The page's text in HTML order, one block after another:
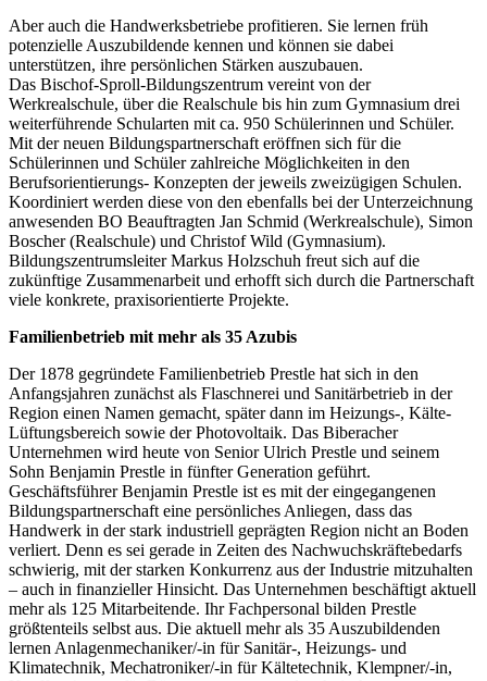
Aber auch die Handwerksbetriebe profitieren. Sie lernen früh
potenzielle Auszubildende kennen und können sie dabei
unterstützen, ihre persönlichen Stärken auszubauen.
Das Bischof-Sproll-Bildungszentrum vereint von der
Werkrealschule, über die Realschule bis hin zum Gymnasium drei
weiterführende Schularten mit ca. 950 Schülerinnen und Schüler.
Mit der neuen Bildungspartnerschaft eröffnen sich für die
Schülerinnen und Schüler zahlreiche Möglichkeiten in den
Berufsorientierungs- Konzepten der jeweils zweizügigen Schulen.
Koordiniert werden diese von den ebenfalls bei der Unterzeichnung
anwesenden BO Beauftragten Jan Schmid (Werkrealschule), Simon
Boscher (Realschule) und Christof Wild (Gymnasium).
Bildungszentrumsleiter Markus Holzschuh freut sich auf die
zukünftige Zusammenarbeit und erhofft sich durch die Partnerschaft
viele konkrete, praxisorientierte Projekte.
Familienbetrieb mit mehr als 35 Azubis
Der 1878 gegründete Familienbetrieb Prestle hat sich in den
Anfangsjahren zunächst als Flaschnerei und Sanitärbetrieb in der
Region einen Namen gemacht, später dann im Heizungs-, Kälte-
Lüftungsbereich sowie der Photovoltaik. Das Biberacher
Unternehmen wird heute von Senior Ulrich Prestle und seinem
Sohn Benjamin Prestle in fünfter Generation geführt.
Geschäftsführer Benjamin Prestle ist es mit der eingegangenen
Bildungspartnerschaft eine persönliches Anliegen, dass das
Handwerk in der stark industriell geprägten Region nicht an Boden
verliert. Denn es sei gerade in Zeiten des Nachwuchskräftebedarfs
schwierig, mit der starken Konkurrenz aus der Industrie mitzuhalten
– auch in finanzieller Hinsicht. Das Unternehmen beschäftigt aktuell
mehr als 125 Mitarbeitende. Ihr Fachpersonal bilden Prestle
größtenteils selbst aus. Die aktuell mehr als 35 Auszubildenden
lernen Anlagenmechaniker/-in für Sanitär-, Heizungs- und
Klimatechnik, Mechatroniker/-in für Kältetechnik, Klempner/-in,